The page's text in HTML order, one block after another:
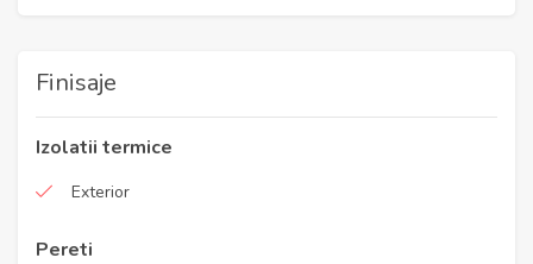
Finisaje
Izolatii termice
Exterior
Pereti